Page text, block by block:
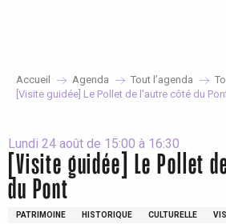
Accueil Agenda Tout l’agenda
[Visite guidée] Le Pollet de l'autre côté du
Lundi 24 août de 15:00 à 16:30
[Visite guidée] Le Pollet
du Pont
PATRIMOINE HISTORIQUE CULTURELLE